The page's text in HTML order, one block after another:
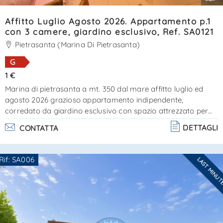
Affitto Luglio Agosto 2026. Appartamento p.1
con 3 camere, giardino esclusivo, Ref. SA0121
Pietrasanta (Marina Di Pietrasanta)
G
1 €
Marina di pietrasanta a mt. 350 dal mare affitto luglio ed
agosto 2026 grazioso appartamento indipendente,
corredato da giardino esclusivo con spazio attrezzato per
relax all'aria aperta. Scale esterne di accesso, zona giorno di
misure contenute con angolo cottura, 1 camera
matrimoniale , 2 camere con letto singolo + estraibile
ognuna, bagno con cabina doccia. Molto gradevole. Cin:
it046024c2hz3l9bhs - cir: 046024ltn1709 - cert. Energetica
classe "g" - 424,20 epgl. Nren kwh/mq*a . . .
CONTATTA DETTAGLI
SA006 LAST
Ti interessa?
Contatta
--------------------
Vedi tutti i dettagli